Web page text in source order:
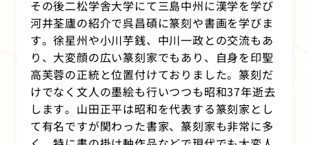
その後二松学舎大学にて三島中州に漢学を学び
河井荃廬の紹介で呉昌碩に篆刻や書画を学びま
す。徐星州や小川芋銭、中川一政との交流もあ
り、大変顔の広い篆刻家でもあり、自身を印聖
高芙蓉の正統と位置付けておりました。篆刻だ
けでなく文人の墨絵も行いつつも昭和37年逝去
します。山田正平は昭和を代表する篆刻家とし
て有名ですが関わった書家、篆刻家も非常に多